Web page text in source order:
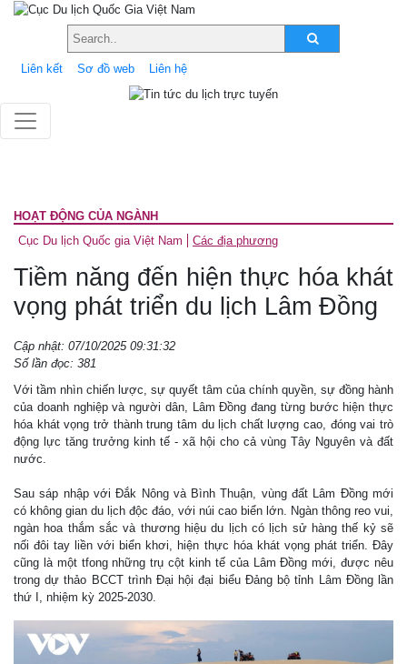
Liên kết Sơ đồ web Liên hệ
HOẠT ĐỘNG CỦA NGÀNH
Cục Du lịch Quốc gia Việt Nam
Các địa phương
Tiềm năng đến hiện thực hóa khát
vọng phát triển du lịch Lâm Đồng
Cập nhật: 07/10/2025 09:31:32
Số lần đọc: 381
Với tầm nhìn chiến lược, sự quyết tâm của chính quyền, sự đồng hành
của doanh nghiệp và người dân, Lâm Đồng đang từng bước hiện thực
hóa khát vọng trở thành trung tâm du lịch chất lượng cao, đóng vai trò
động lực tăng trưởng kinh tế - xã hội cho cả vùng Tây Nguyên và đất
nước.
Sau sáp nhập với Đắk Nông và Bình Thuận, vùng đất Lâm Đồng mới
có không gian du lịch độc đáo, với núi cao biển lớn. Ngàn thông reo vui,
ngàn hoa thắm sắc và thương hiệu du lịch có lịch sử hàng thế kỷ sẽ
nối đôi tay liền với biển khơi, hiện thực hóa khát vọng phát triển. Đây
cũng là một tfong những trụ cột kinh tế của Lâm Đồng mới, được nêu
trong dự thảo BCCT trình Đại hội đại biểu Đảng bộ tỉnh Lâm Đồng lần
thứ I, nhiệm kỳ 2025-2030.